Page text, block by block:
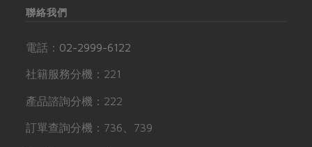
聯絡我們
電話： 02-2999-6122
社籍服務分機：221
產品諮詢分機：222
訂單查詢分機：736、739